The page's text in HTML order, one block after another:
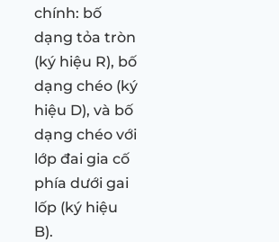
chính: bố
dạng tỏa tròn
(ký hiệu R), bố
dạng chéo (ký
hiệu D), và bố
dạng chéo với
lớp đai gia cố
phía dưới gai
lốp (ký hiệu
B).